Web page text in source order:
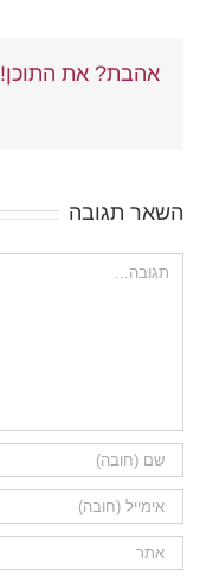
אהבת? את התוכן!
השאר תגובה
הערה